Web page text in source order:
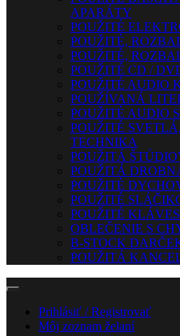
APARÁTY
POUŽITÉ
POUŽITÉ,
POUŽITÉ,
POUŽITÉ CD /
POUŽITÉ AUDIO
POUŽÍVANÁ
POUŽITÉ AUDIO
POUŽITÉ
TECHNIKA
POUŽITÁ
POUŽITÁ
POUŽITÉ
POUŽITÉ
POUŽITÉ
OBLEČENIE S
B-STOCK
POUŽITÁ
Prihlásiť / Registrovať
Môj zoznam želaní